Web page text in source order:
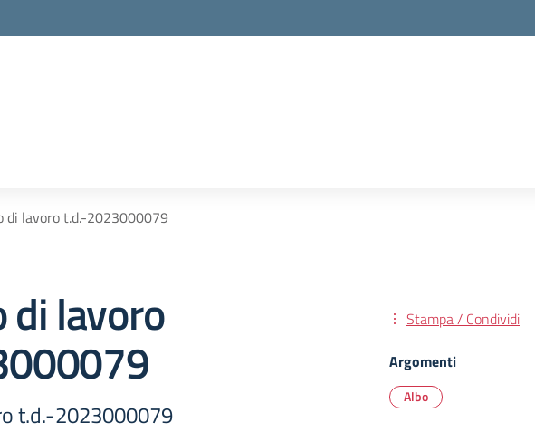
di lavoro t.d.-2023000079
lavoro
t.d.-2023000079
Stampa / Condividi
Argomenti
Albo